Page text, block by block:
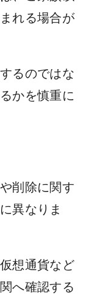
れる場合が
るのではな
かを慎重に
削除に関す
異なりま
想通貨など
へ確認する